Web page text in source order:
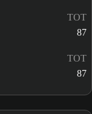
TOT
87
TOT
87